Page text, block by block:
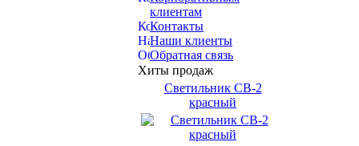
клиентам
Контакты
Наши клиенты
Обратная связь
Хиты продаж
Светильник СВ-2
красный